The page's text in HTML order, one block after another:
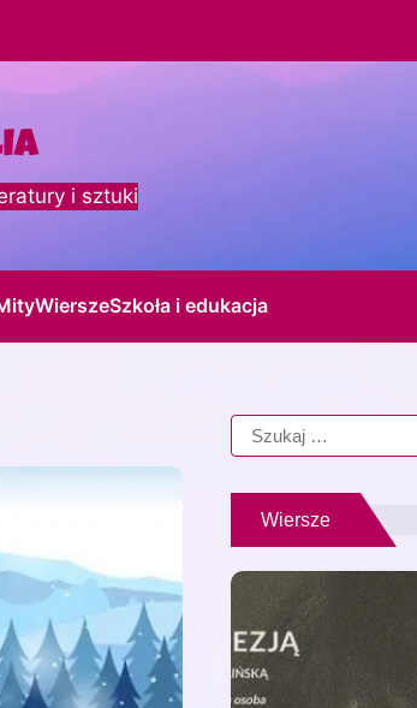
i sztuki
WierszeSzkoła i edukacja
Wiersze